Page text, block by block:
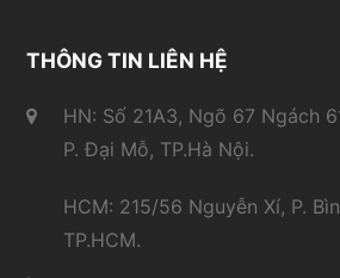
THÔNG TIN LIÊN HỆ
HN: Số 21A3, Ngõ 67 Ngách
P. Đại Mỗ, TP.Hà Nội.
HCM: 215/56 Nguyễn Xí, P.
TP.HCM.